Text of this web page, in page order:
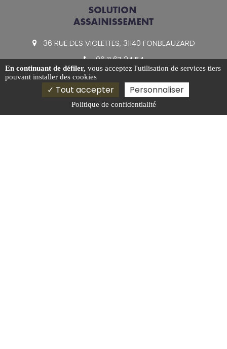
36 RUE DES VIOLETTES, 31140 FONBEAUZARD
06 11 67 24 54
06 25 93 85 62
a.nguema@solution-assainissement.fr
En continuant de défiler, vous acceptez l'utilisation de services tiers
pouvant installer des cookies
Tout accepter Personnaliser
Politique de confidentialité